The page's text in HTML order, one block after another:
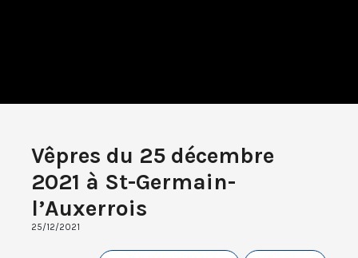
Vêpres du 25 décembre
2021 à St-Germain-
l’Auxerrois
25/12/2021